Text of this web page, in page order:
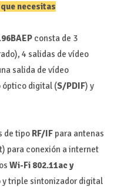
necesitas
consta de 3
4 salidas de vídeo
salida de vídeo
óptico digital (S/PDIF) y
de tipo RF/IF para antenas
para conexión a internet
Wi-Fi 802.11ac y
triple sintonizador digital